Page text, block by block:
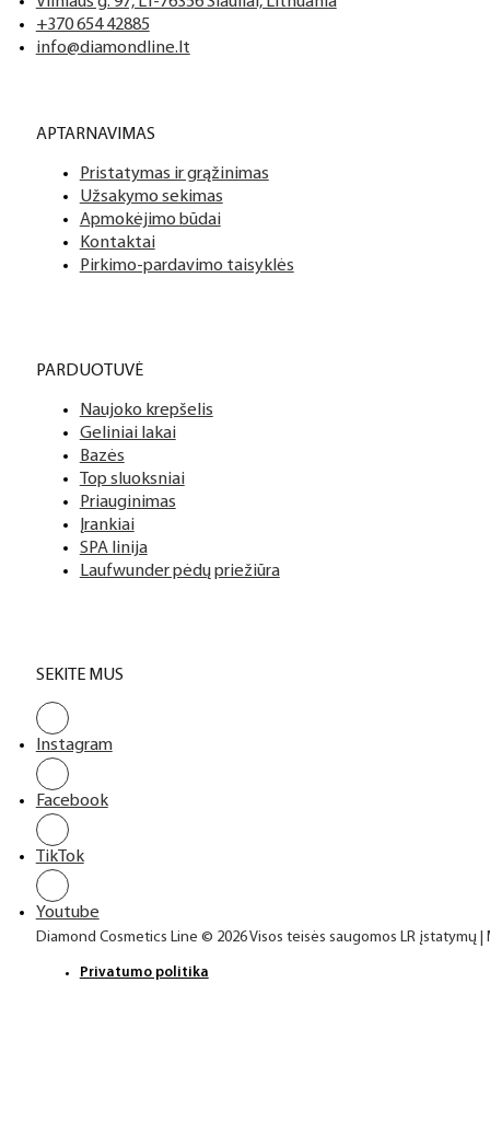
Mes siūlome tik aukščiausios kokybės produktus nagams,
Platus prekių katalogas
Turime daugiau nei 3000 produktų visiems Jūsų poreikiams
PDF katalogas
Vilniaus g. 97, LT-76356 Šiauliai, Lithuania
+370 654 42885
Pristatymas ir grąžinimas
Užsakymo sekimas
Apmokėjimo būdai
Kontaktai
Naujoko krepšelis
Geliniai lakai
Bazės
Top sluoksniai
Priauginimas
Įrankiai
SPA linija
SEKITE MUS
Instagram
Facebook
TikTok
Youtube